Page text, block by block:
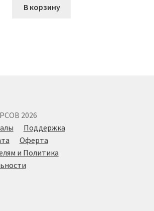
В корзину
2026
Поддержка
Оферта
и Политика